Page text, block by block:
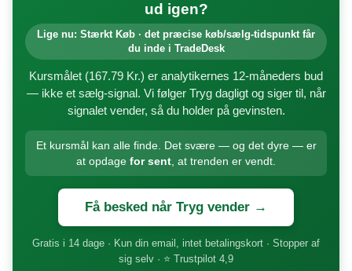
ud igen?
Lige nu: Stærkt Køb · det præcise køb/sælg-tidspunkt får
du inde i TradeDesk
Kursmålet (167.79 Kr.) er analytikernes 12-måneders bud
— ikke et sælg-signal. Vi følger Tryg dagligt og siger til, når
signalet vender, så du holder på gevinsten.
Et kursmål kan alle finde. Det svære — og det dyre — er
at opdage for sent, at trenden er vendt.
Få besked når Tryg vender →
Gratis i 14 dage · Kun din email, intet betalingskort · Stopper af
sig selv · ⭐ Trustpilot 4,9